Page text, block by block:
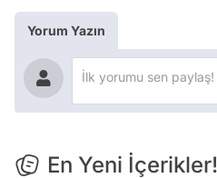
Yorum Yazın
En Yeni İçerikler!